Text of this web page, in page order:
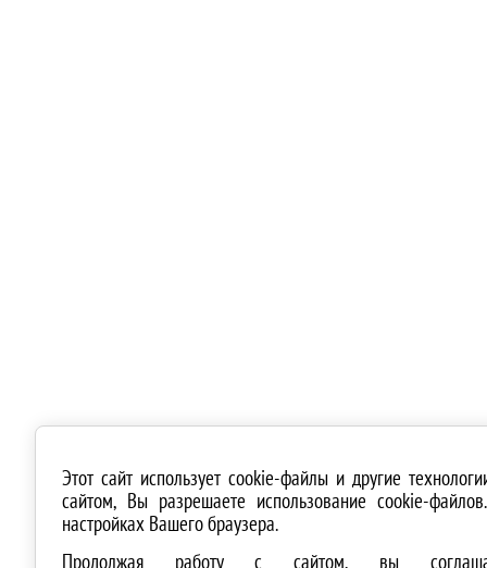
Этот сайт использует cookie-файлы и другие
сайтом, Вы разрешаете использование cookie-
настройках Вашего браузера.
Продолжая работу с сайтом, вы